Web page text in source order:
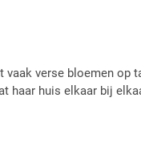
verse bloemen
huis elkaar bij